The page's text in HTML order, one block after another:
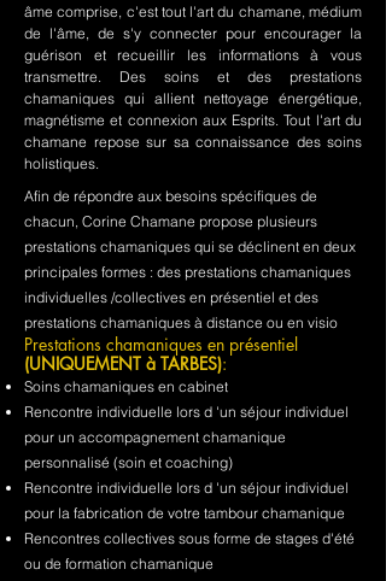
âme comprise, c'est tout l'art du chamane, médium
de l'âme, de s'y connecter pour encourager la
guérison et recueillir les informations à vous
transmettre. Des soins et des prestations
chamaniques qui allient nettoyage énergétique,
magnétisme et connexion aux Esprits. Tout l'art du
chamane repose sur sa connaissance des soins
holistiques.
Afin de répondre aux besoins spécifiques de
chacun, Corine Chamane propose plusieurs
prestations chamaniques qui se déclinent en deux
principales formes : des prestations chamaniques
individuelles /collectives en présentiel et des
prestations chamaniques à distance ou en visio
Prestations chamaniques en présentiel
(UNIQUEMENT à TARBES):
Soins chamaniques en cabinet
Rencontre individuelle lors d 'un séjour individuel
pour un accompagnement chamanique
personnalisé (soin et coaching)
Rencontre individuelle lors d 'un séjour individuel
pour la fabrication de votre tambour chamanique
Rencontres collectives sous forme de stages d'été
ou de formation chamanique